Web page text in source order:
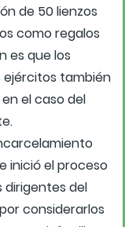
de 50 lienzos
como regalos
es que los
ejércitos también
el caso del
inició el proceso
dirigentes del
considerarlos